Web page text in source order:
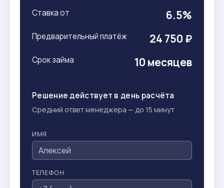
Ставка от 6.5%
Предварительный платёж 24 750 ₽
Срок займа 10 месяцев
Решение действует в день расчёта
Средний ответ менеджера — до 15 минут
ИМЯ
ТЕЛЕФОН